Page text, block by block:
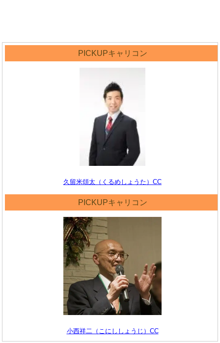
PICKUPキャリコン
久留米頌太（くるめしょうた）CC
PICKUPキャリコン
小西祥二（こにししょうじ）CC